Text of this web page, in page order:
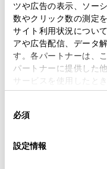
ツや広告の表示、ソー
数やクリック数の測定
サイト利用状況につい
アや広告配信、データ
す。各パートナーは、
パートナーに提供した
サービスを使用したと
使用することがありま
デバイスにすべての
意したことになります
必須
設定情報
トレッド前／後
1465/1435mm
室内長×室内幅× 室内高
1955 ×1445 ×1165mm
車両重量
1280kg